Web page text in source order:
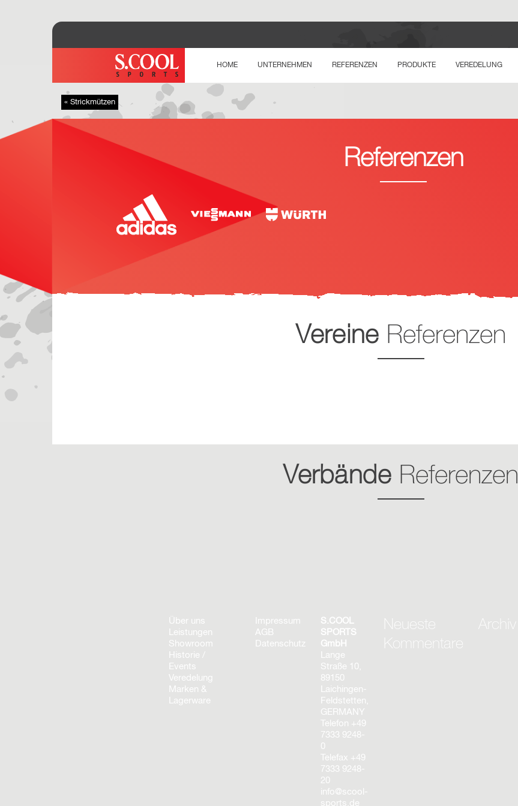
HOME UNTERNEHMEN REFERENZEN PRODUKTE VEREDELUNG
« Strickmützen
Referenzen
Vereine Referenzen
Verbände Referenzen
Über uns
Leistungen
Showroom
Historie /
Events
Veredelung
Marken &
Lagerware
Impressum
AGB
Datenschutz
S.COOL
SPORTS
GmbH
Lange
Straße 10,
89150
Laichingen-
Feldstetten,
GERMANY
Telefon +49
7333 9248-
0
Telefax +49
7333 9248-
20
info@scool-
sports.de
Neueste
Kommentare
Archiv